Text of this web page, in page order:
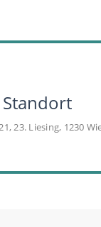
Standort
23. Liesing, 1230